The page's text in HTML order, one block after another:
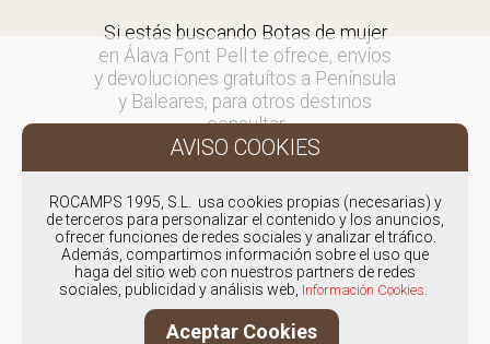
Si estás buscando Botas de mujer
en Álava Font Pell te ofrece, envíos
y devoluciones gratuítos a Península
y Baleares, para otros destinos
consultar
en comercial@fontpell.com.
Los envíos a Álava gestionados
entre semana se entregarán en
menos de 48 horas; los pedidos
realizados en fin de semana, el
producto se enviará a partir del
lunes.
ROCAMPS 1995, S.L. usa cookies propias (necesarias) y
de terceros para personalizar el contenido y los anuncios,
ofrecer funciones de redes sociales y analizar el tráfico.
Además, compartimos información sobre el uso que
haga del sitio web con nuestros partners de redes
sociales, publicidad y análisis web, Información Cookies.
Aceptar Cookies